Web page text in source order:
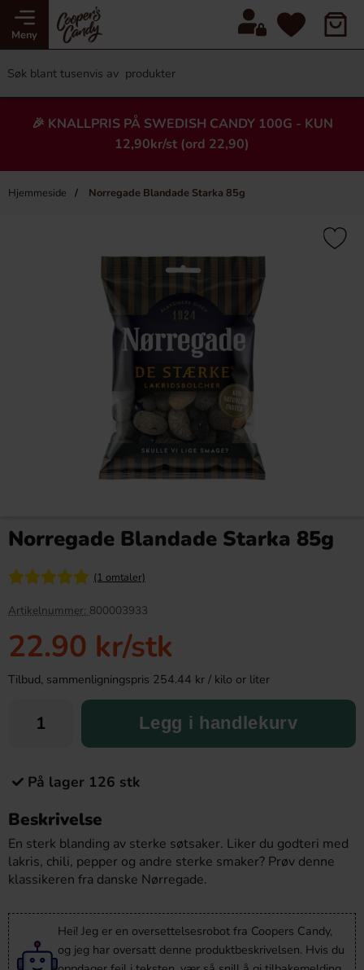
Meny
🎉 KNALLPRIS PÅ SWEDISH CANDY 100G - KUN
12,90kr/st (ord 22,90)
Hjemmeside Norregade Blandade Starka 85g
Heading
×
2L
169.90 kr
frutti 2.6kg
Norregade Blandade Starka 85g
(1 omtaler)
Artikelnummer: 800003933
22.90 kr/stk
Tilbud, sammenligningspris 254.44 kr / kilo or liter
Legg i handlekurv
På lager 126 stk
Beskrivelse
En sterk blanding av sterke søtsaker. Liker du godteri med
lakris, chili, pepper og andre sterke smaker? Prøv denne
klassikeren fra danske Nørregade.
Hei! Jeg er en oversettelsesrobot fra Coopers Candy,
og jeg har oversatt denne produktbeskrivelsen. Hvis du